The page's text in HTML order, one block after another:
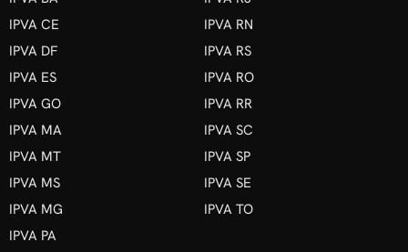
IPVA CE
IPVA DF
IPVA ES
IPVA GO
IPVA MA
IPVA MT
IPVA MS
IPVA MG
IPVA PA
IPVA RN
IPVA RS
IPVA RO
IPVA RR
IPVA SC
IPVA SP
IPVA SE
IPVA TO